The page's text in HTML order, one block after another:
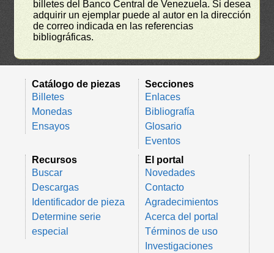
billetes del Banco Central de Venezuela. Si desea
adquirir un ejemplar puede al autor en la dirección
de correo indicada en las referencias
bibliográficas.
Catálogo de piezas
Billetes
Monedas
Ensayos
Secciones
Enlaces
Bibliografía
Glosario
Eventos
Recursos
Buscar
Descargas
Identificador de pieza
Determine serie
especial
El portal
Novedades
Contacto
Agradecimientos
Acerca del portal
Términos de uso
Investigaciones